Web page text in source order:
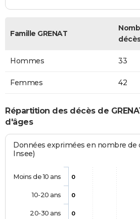
Famille GRENAT
Hommes 33
Femmes 42
Répartition des décès de
d'âges
Données exprimées en nombre de
Insee)
0
0
0
Moins de 10 ans
10-20 ans
20-30 ans